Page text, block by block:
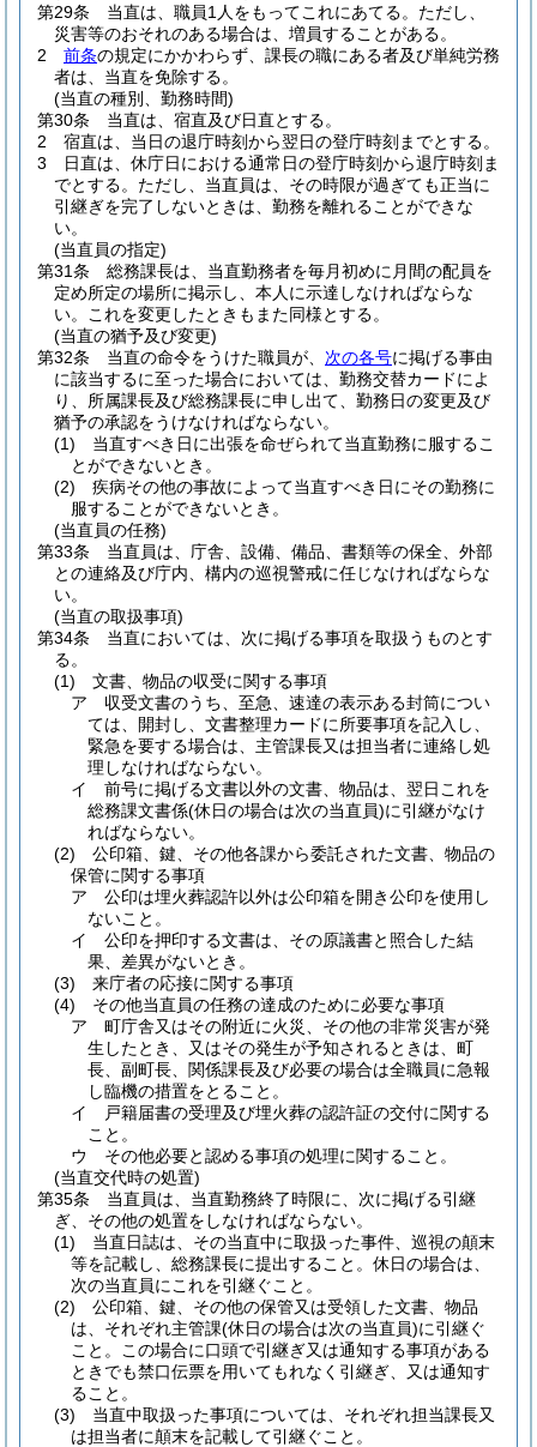
第29条
当直は、職員1人をもってこれにあてる。 ただし、
災害等のおそれのある場合は、増員することがある。
2
前条の規定にかかわらず、課長の職にある者及び単純労務
者は、当直を免除する。
(当直の種別、勤務時間)
第30条
当直は、宿直及び日直とする。
2
宿直は、当日の退庁時刻から翌日の登庁時刻までとする。
3
日直は、休庁日における通常日の登庁時刻から退庁時刻ま
でとする。 ただし、当直員は、その時限が過ぎても正当に
引継ぎを完了しないときは、勤務を離れることができな
い。
(当直員の指定)
第31条
総務課長は、当直勤務者を毎月初めに月間の配員を
定め所定の場所に掲示し、本人に示達しなければならな
い。
これを変更したときもまた同様とする。
(当直の猶予及び変更)
第32条
当直の命令をうけた職員が、 次の各号に掲げる事由
に該当するに至った場合においては、勤務交替カードによ
り、所属課長及び総務課長に申し出て、勤務日の変更及び
猶予の承認をうけなければならない。
(1)
当直すべき日に出張を命ぜられて当直勤務に服するこ
とができないとき。
(2)
疾病その他の事故によって当直すべき日にその勤務に
服することができないとき。
(当直員の任務)
第33条
当直員は、庁舎、設備、備品、書類等の保全、外部
との連絡及び庁内、構内の巡視警戒に任じなければならな
い。
(当直の取扱事項)
第34条
当直においては、次に掲げる事項を取扱うものとす
る。
(1)
文書、物品の収受に関する事項
ア
収受文書のうち、至急、速達の表示ある封筒につい
ては、開封し、文書整理カードに所要事項を記入し、
緊急を要する場合は、主管課長又は担当者に連絡し処
理しなければならない。
イ
前号に掲げる文書以外の文書、物品は、翌日これを
総務課文書係(休日の場合は次の当直員)に引継がなけ
ればならない。
(2)
公印箱、鍵、その他各課から委託された文書、物品の
保管に関する事項
ア
公印は埋火葬認許以外は公印箱を開き公印を使用し
ないこと。
イ
公印を押印する文書は、その原議書と照合した結
果、差異がないとき。
(3)
来庁者の応接に関する事項
(4)
その他当直員の任務の達成のために必要な事項
ア
町庁舎又はその附近に火災、その他の非常災害が発
生したとき、又はその発生が予知されるときは、町
長、副町長、関係課長及び必要の場合は全職員に急報
し臨機の措置をとること。
イ
戸籍届書の受理及び埋火葬の認許証の交付に関する
こと。
ウ
その他必要と認める事項の処理に関すること。
(当直交代時の処置)
第35条
当直員は、当直勤務終了時限に、次に掲げる引継
ぎ、その他の処置をしなければならない。
(1)
当直日誌は、その当直中に取扱った事件、巡視の顛末
等を記載し、総務課長に提出すること。 休日の場合は、
次の当直員にこれを引継ぐこと。
(2)
公印箱、鍵、その他の保管又は受領した文書、物品
は、それぞれ主管課(休日の場合は次の当直員)に引継ぐ
こと。
この場合に口頭で引継ぎ又は通知する事項がある
ときでも禁口伝票を用いてもれなく引継ぎ、又は通知す
ること。
(3)
当直中取扱った事項については、それぞれ担当課長又
は担当者に顛末を記載して引継ぐこと。